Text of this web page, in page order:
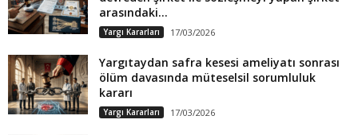
arasındaki...
Yargı Kararları 17/03/2026
Yargıtaydan safra kesesi ameliyatı sonrası
ölüm davasında müteselsil sorumluluk
kararı
Yargı Kararları 17/03/2026